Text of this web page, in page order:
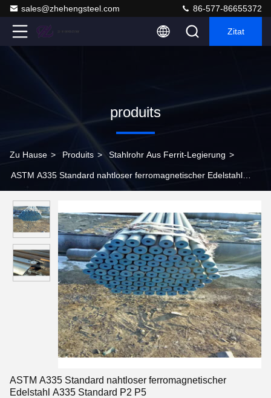
sales@zhehengsteel.com 86-577-86655372
Zitat
produits
Zu Hause > Produits > Stahlrohr Aus Ferrit-Legierung >
ASTM A335 Standard nahtloser ferromagnetischer Edelstahl
ASTM A335 Standard nahtloser ferromagnetischer
Edelstahl A335 Standard P2 P5